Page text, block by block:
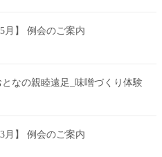
5月】 例会のご案内
となの親睦遠足_味噌づくり体験
3月】 例会のご案内